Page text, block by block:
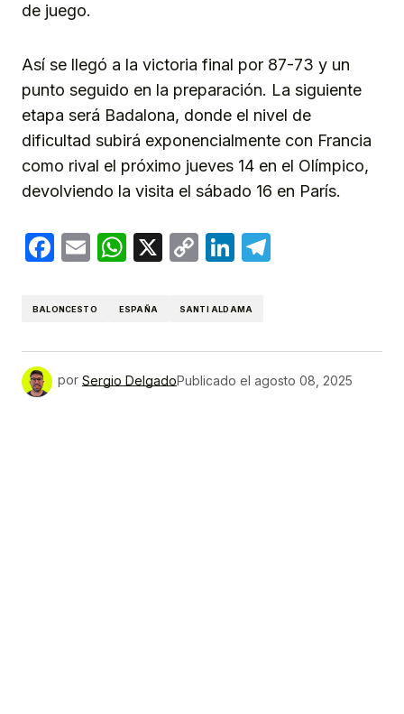
de juego.
Así se llegó a la victoria final por 87-73 y un
punto seguido en la preparación. La siguiente
etapa será Badalona, donde el nivel de
dificultad subirá exponencialmente con Francia
como rival el próximo jueves 14 en el Olímpico,
devolviendo la visita el sábado 16 en París.
Facebook
EmailWhatsApp
X
CopyLinkedIn
BALONCESTO ESPAÑA SANTI ALDAMA
por Sergio DelgadoPublicado el agosto 08, 2025